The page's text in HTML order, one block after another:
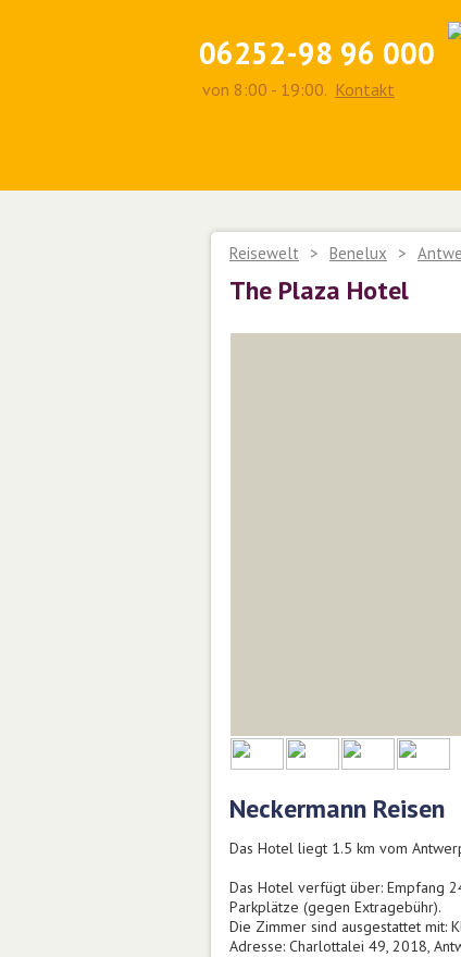
06252-98 96 000
von 8:00 - 19:00. Kontakt
Reisewelt > Benelux >
The Plaza Hotel
Neckermann Reisen
Das Hotel liegt 1.5 km vom
Das Hotel verfügt über: Empfang
Parkplätze (gegen Extragebühr).
Die Zimmer sind ausgestattet mit:
Adresse: Charlottalei 49, 2018,